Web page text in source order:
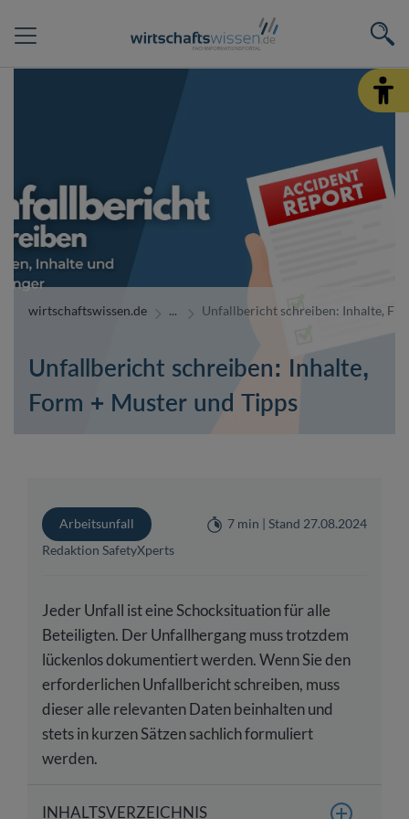
wirtschaftswissen.de Unfallbericht schreiben: Inhalte,
Unfallbericht schreiben: Inhalte,
Form + Muster und Tipps
Arbeitsunfall
7 min | Stand 27.08.2024
Redaktion SafetyXperts
Jeder Unfall ist eine Schocksituation für alle
Beteiligten. Der Unfallhergang muss trotzdem
lückenlos dokumentiert werden. Wenn Sie den
erforderlichen Unfallbericht schreiben, muss
dieser alle relevanten Daten beinhalten und
stets in kurzen Sätzen sachlich formuliert
werden.
INHALTSVERZEICHNIS